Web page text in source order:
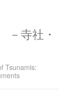
寺社・
Tsunamis: